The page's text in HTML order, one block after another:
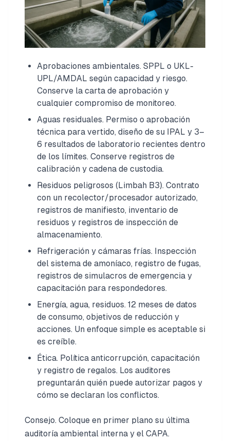
Aprobaciones ambientales. SPPL o UKL-
UPL/AMDAL según capacidad y riesgo.
Conserve la carta de aprobación y
cualquier compromiso de monitoreo.
Aguas residuales. Permiso o aprobación
técnica para vertido, diseño de su IPAL y 3–
6 resultados de laboratorio recientes dentro
de los límites. Conserve registros de
calibración y cadena de custodia.
Residuos peligrosos (Limbah B3). Contrato
con un recolector/procesador autorizado,
registros de manifiesto, inventario de
residuos y registros de inspección de
almacenamiento.
Refrigeración y cámaras frías. Inspección
del sistema de amoníaco, registro de fugas,
registros de simulacros de emergencia y
capacitación para respondedores.
Energía, agua, residuos. 12 meses de datos
de consumo, objetivos de reducción y
acciones. Un enfoque simple es aceptable si
es creíble.
Ética. Política anticorrupción, capacitación
y registro de regalos. Los auditores
preguntarán quién puede autorizar pagos y
cómo se declaran los conflictos.
Consejo. Coloque en primer plano su última
auditoría ambiental interna y el CAPA.